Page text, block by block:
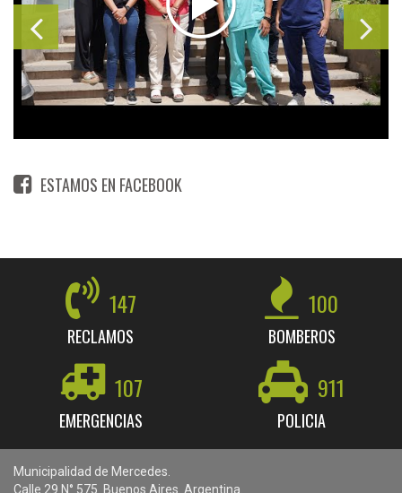
ESTAMOS EN FACEBOOK
147
RECLAMOS
100
BOMBEROS
107
EMERGENCIAS
911
POLICIA
Municipalidad de Mercedes.
Calle 29 N° 575. Buenos Aires. Argentina.